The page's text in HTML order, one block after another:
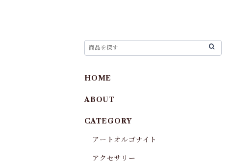
HOME
ABOUT
CATEGORY
アートオルゴナイト
アクセサリー